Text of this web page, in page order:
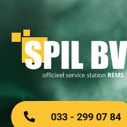
033 - 299 07 84